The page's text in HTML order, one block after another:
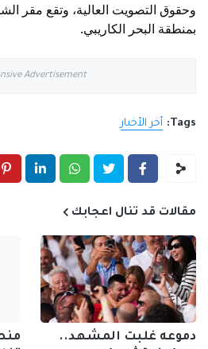
وحقوق التصويت العالية، وتقع مقر
بمنطقة البحر الكاريبي.
Advertisement
Tags: أخر الأخبار
مقالات قد تنال اعجابك
دموعه غلبت المشهد..